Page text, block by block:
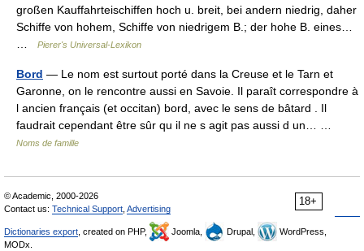
großen Kauffahrteischiffen hoch u. breit, bei andern niedrig, daher
Schiffe von hohem, Schiffe von niedrigem B.; der hohe B. eines…
Pierer's Universal-Lexikon
Bord — Le nom est surtout porté dans la Creuse et le Tarn et
Garonne, on le rencontre aussi en Savoie. Il paraît correspondre à
l ancien français (et occitan) bord, avec le sens de bâtard . Il
faudrait cependant être sûr qu il ne s agit pas aussi d un… …
Noms de famille
18+
© Academic, 2000-2026
Contact us: Technical Support Advertising
Dictionaries export , created on PHP, Joomla, Drupal,
WordPress,
MODx.